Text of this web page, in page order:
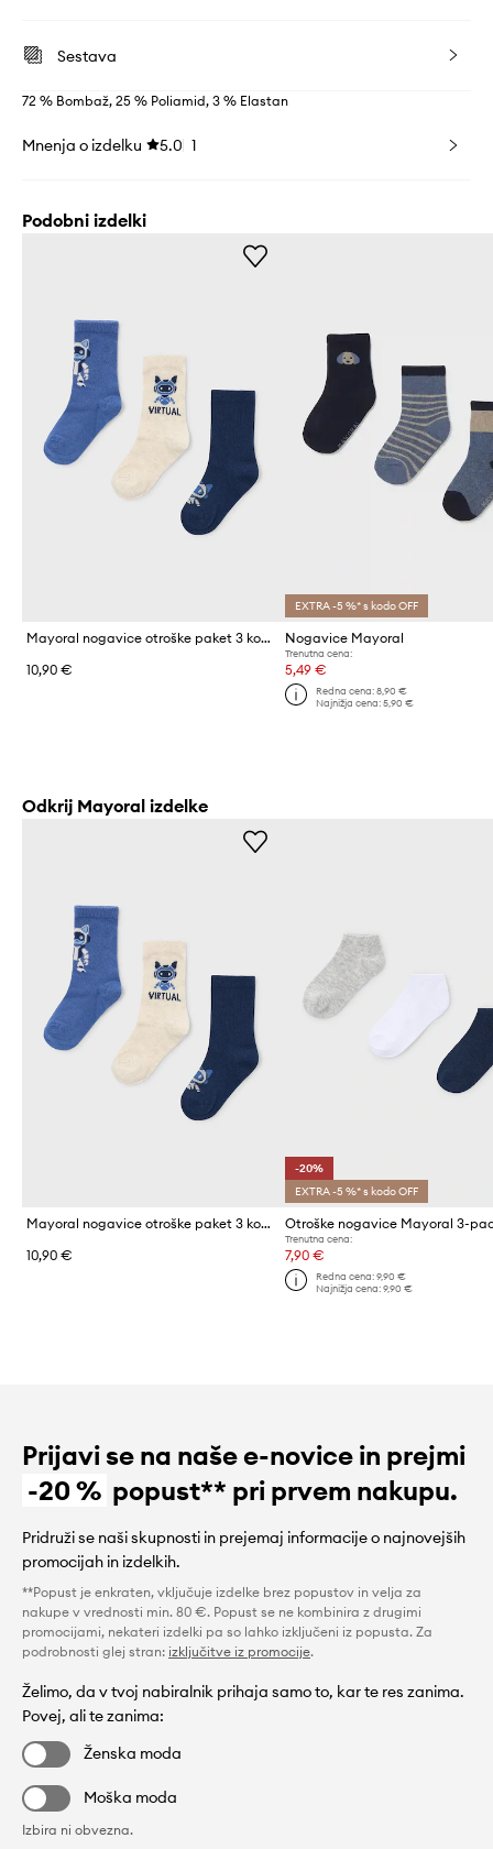
Sestava
72 % Bombaž, 25 % Poliamid, 3 % Elastan
Mnenja o izdelku 5.0 1
Podobni izdelki
Mayoral nogavice otroške paket 3 kosov
10,90 €
EXTRA -5 %* s kodo OFF
Nogavice Mayoral
Trenutna cena:
5,49 €
Redna cena: 8,90 €
Najnižja cena: 5,90 €
Odkrij Mayoral izdelke
Mayoral nogavice otroške paket 3 kosov
10,90 €
-20%
EXTRA -5 %* s kodo OFF
Otroške nogavice Mayoral 3-
Trenutna cena:
7,90 €
Redna cena: 9,90 €
Najnižja cena: 9,90 €
Prijavi se na naše e-novice in prejmi
-20 % popust** pri prvem nakupu.
Pridruži se naši skupnosti in prejemaj informacije o najnovejših
promocijah in izdelkih.
**Popust je enkraten, vključuje izdelke brez popustov in velja za
nakupe v vrednosti min. 80 €. Popust se ne kombinira z drugimi
promocijami, nekateri izdelki pa so lahko izključeni iz popusta. Za
podrobnosti glej stran: izključitve iz promocije.
Želimo, da v tvoj nabiralnik prihaja samo to, kar te res zanima.
Povej, ali te zanima:
Ženska moda
Moška moda
Izbira ni obvezna.